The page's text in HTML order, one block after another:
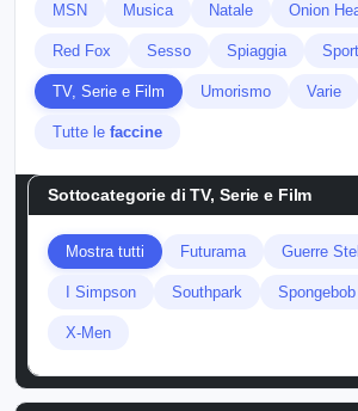
MSN Musica Natale Onion
Red Fox Sesso Spiaggia Sport
TV, Serie e Film Umorismo Varie
Tutte le faccine
Sottocategorie diTV, Serie e Film
Mostra tutti Futurama Guerre
I Simpson Southpark
X-Men